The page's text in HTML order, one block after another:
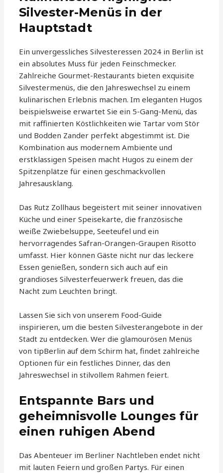
Silvester-Menüs in der
Hauptstadt
Ein unvergessliches Silvesteressen 2024 in Berlin ist
ein absolutes Muss für jeden Feinschmecker.
Zahlreiche Gourmet-Restaurants bieten exquisite
Silvestermenüs, die den Jahreswechsel zu einem
kulinarischen Erlebnis machen. Im eleganten Hugos
beispielsweise erwartet Sie ein 5-Gang-Menü, das
mit raffinierten Köstlichkeiten wie Tartar vom Stör
und Bodden Zander perfekt abgestimmt ist. Die
Kombination aus modernem Ambiente und
erstklassigen Speisen macht Hugos zu einem der
Spitzenplätze für einen geschmackvollen
Jahresausklang.
Das Rutz Zollhaus begeistert mit seiner innovativen
Küche und einer Speisekarte, die französische
weiße Zwiebelsuppe, Seeteufel und ein
hervorragendes Safran-Orangen-Graupen Risotto
umfasst. Hier können Gäste nicht nur das leckere
Essen genießen, sondern sich auch auf ein
grandioses Silvesterfeuerwerk freuen, das die
Nacht zum Leuchten bringt.
Lassen Sie sich von unserem Food-Guide
inspirieren, um die besten Silvesterangebote in der
Stadt zu entdecken. Wer die glamourösen Menüs
von tipBerlin auf dem Schirm hat, findet zahlreiche
Optionen für ein festliches Dinner, das den
Jahreswechsel in stilvollem Rahmen feiert.
Entspannte Bars und
geheimnisvolle Lounges für
einen ruhigen Abend
Das Abenteuer im Berliner Nachtleben endet nicht
mit lauten Feiern und großen Partys. Für einen